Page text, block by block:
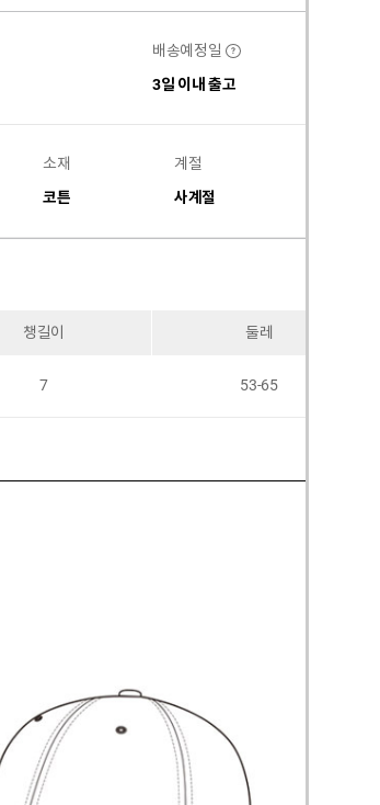
배송예정일 ?
3일 이내 출고
소재
코튼
계절
사계절
챙길이 둘레
7 53-65